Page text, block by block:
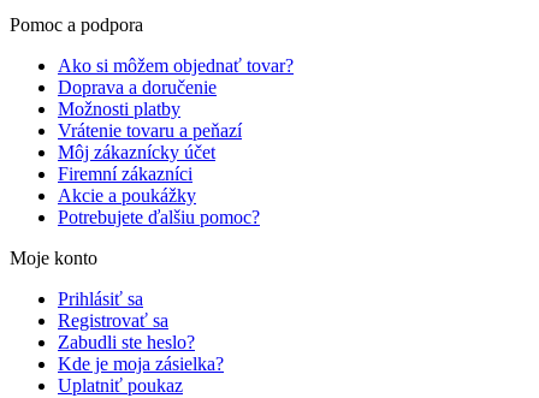
Pomoc a podpora
Ako si môžem objednať tovar?
Doprava a doručenie
Možnosti platby
Vrátenie tovaru a peňazí
Môj zákaznícky účet
Firemní zákazníci
Akcie a poukážky
Potrebujete ďalšiu pomoc?
Moje konto
Prihlásiť sa
Registrovať sa
Zabudli ste heslo?
Kde je moja zásielka?
Uplatniť poukaz